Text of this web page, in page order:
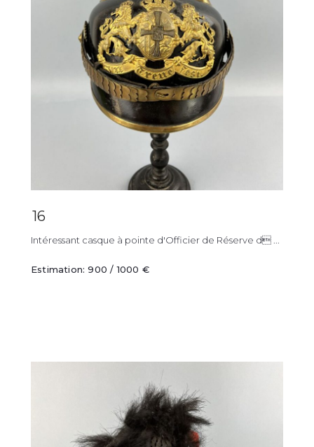
16
Intéressant casque à pointe d'Officier de Réserve d ...
Estimation: 900 / 1000 €